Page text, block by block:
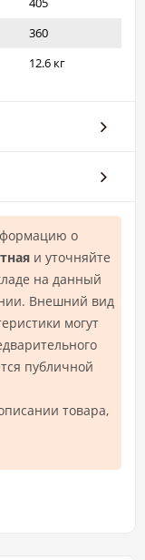
360
12.6 кг
о
и уточняйте
на данный
Внешний вид
могут
публичной
товара,